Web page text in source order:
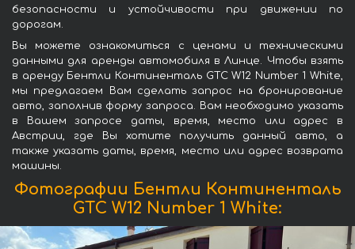
безопасности и устойчивости при движении по
дорогам.
Вы можете ознакомиться с ценами и техническими
данными для аренды автомобиля в Линце. Чтобы взять
в аренду Бентли Континенталь GTC W12 Number 1 White,
мы предлагаем Вам сделать запрос на бронирование
авто, заполнив форму запроса. Вам необходимо указать
в Вашем запросе даты, время, место или адрес в
Австрии, где Вы хотите получить данный авто, а
также указать даты, время, место или адрес возврата
машины.
Фотографии Бентли Континенталь
GTC W12 Number 1 White: